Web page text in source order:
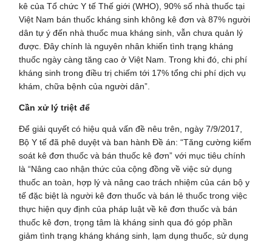
kê của Tổ chức Y tế Thế giới (WHO), 90% số nhà thuốc tại
Việt Nam bán thuốc kháng sinh không kê đơn và 87% người
dân tự ý đến nhà thuốc mua kháng sinh, vẫn chưa quản lý
được. Đây chính là nguyên nhân khiến tình trạng kháng
thuốc ngày càng tăng cao ở Việt Nam. Trong khi đó, chi phí
kháng sinh trong điều trị chiếm tới 17% tổng chi phí dịch vụ
khám, chữa bệnh của người dân”.
Cần xử lý triệt để
Để giải quyết có hiệu quả vấn đề nêu trên, ngày 7/9/2017,
Bộ Y tế đã phê duyệt và ban hành Đề án: “Tăng cường kiểm
soát kê đơn thuốc và bán thuốc kê đơn” với mục tiêu chính
là “Nâng cao nhận thức của cộng đồng về việc sử dụng
thuốc an toàn, hợp lý và nâng cao trách nhiệm của cán bộ y
tế đặc biệt là người kê đơn thuốc và bán lẻ thuốc trong việc
thực hiện quy định của pháp luật về kê đơn thuốc và bán
thuốc kê đơn, trọng tâm là kháng sinh qua đó góp phần
giảm tình trạng kháng kháng sinh, lạm dụng thuốc, sử dụng